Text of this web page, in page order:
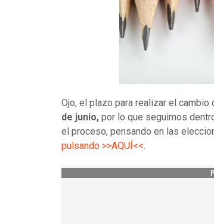
Ojo, el plazo para realizar el
de junio, por lo que seguimos
el proceso, pensando en las
pulsando >>AQUÍ<<.